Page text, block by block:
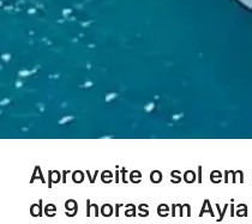
Aproveite o sol
de 9 horas em Ayia